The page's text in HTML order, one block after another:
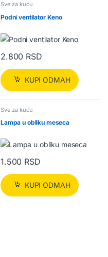
Sve za kuću
Podni ventilator Keno
2.800 RSD
KUPI ODMAH
Sve za kuću
Lampa u obliku meseca
1.500 RSD
KUPI ODMAH